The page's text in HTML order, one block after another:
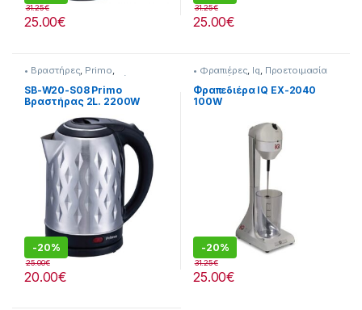
25.00€
31.25€
25.00€
31.25€
• Βραστήρες Primo
Προετοιμασία Πρωινού
SB-W20-S08 Primo
Βραστήρας 2L. 2200W
-20%
20.00€
25.00€
• Φραπιέρες Iq Προετοιμασία
Πρωινού
Φραπεδιέρα IQ EX-2040
100W
-20%
25.00€
31.25€